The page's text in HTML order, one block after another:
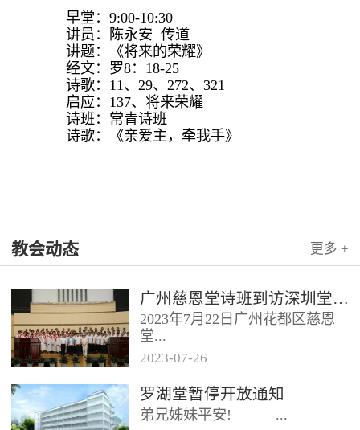
早堂：9:00-10:30
讲员：陈永安 传道
讲题：《将来的荣耀》
经文：罗8：18-25
诗歌：11、29、272、321
启应：137、将来荣耀
诗班：常青诗班
诗歌：《亲爱主，牵我手》
教会动态 更多 +
广州慈恩堂诗班到访深圳堂、和平堂
2023年7月22日广州花都区慈恩
堂...
联合诗班在叶海莲牧师的带领
下，先后到访基督教和平堂、深
圳堂。 上午和平堂教...
2023-07-26
罗湖堂暂停开放通知
弟兄姊妹平安! ...